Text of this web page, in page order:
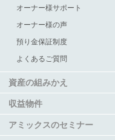
オーナー様サポート
オーナー様の声
預り金保証制度
よくあるご質問
資産の組みかえ
収益物件
アミックスのセミナー